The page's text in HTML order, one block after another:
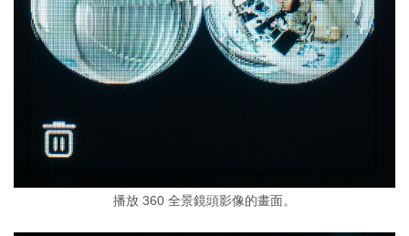
播放 360 全景鏡頭影像的畫面。